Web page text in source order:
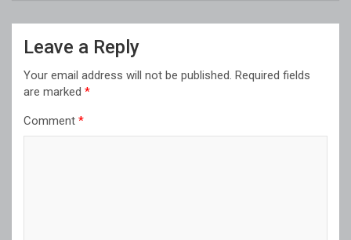
Leave a Reply
Your email address will not be published. Required fields
are marked *
Comment *